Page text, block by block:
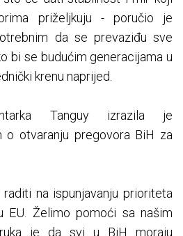
priželjkuju - poručio je
da se prevaziđu sve
bi se budućim generacijama u
krenu naprijed.
Tanguy izrazila je
o otvaranju pregovora BiH za
na ispunjavanju prioriteta
EU. Želimo pomoći sa našim
je da svi u BiH moraju